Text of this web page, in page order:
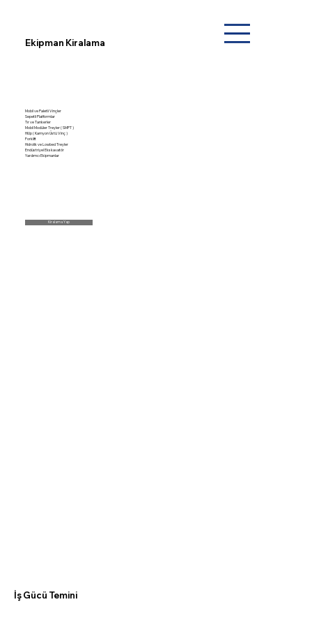
Ekipman Kiralama
Mobil ve Paletli Vinçler
Sepetli Platformlar
Tır ve Tankerler
Mobil Modüler Treyler ( SMPT )
HiUp ( Kamyon Üstü Vinç )
Forklift
Hidrolik ve Lowbed Treyler
Endüstriyel Ekskavatör
Yardımcı Ekipmanlar
Kiralama Yap
İş Gücü Temini